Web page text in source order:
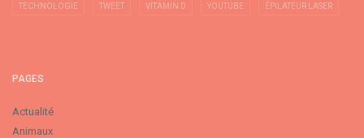
TECHNOLOGIE TWEET VITAMIN D YOUTUBE ÉPILATEUR LASER
PAGES
Actualité
Animaux